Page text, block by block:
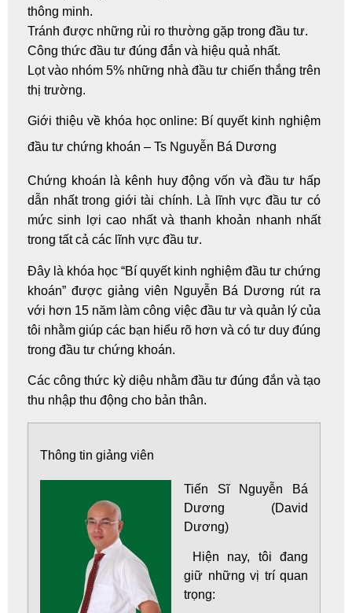
thông minh.
Tránh được những rủi ro thường gặp trong đầu tư.
Công thức đầu tư đúng đắn và hiệu quả nhất.
Lọt vào nhóm 5% những nhà đầu tư chiến thắng trên
thị trường.
Giới thiệu về khóa học online: Bí quyết kinh nghiệm
đầu tư chứng khoán – Ts Nguyễn Bá Dương
Chứng khoán là kênh huy động vốn và đầu tư hấp
dẫn nhất trong giới tài chính. Là lĩnh vực đầu tư có
mức sinh lợi cao nhất và thanh khoản nhanh nhất
trong tất cả các lĩnh vực đầu tư.
Đây là khóa học “Bí quyết kinh nghiệm đầu tư chứng
khoán” được giảng viên Nguyễn Bá Dương rút ra
với hơn 15 năm làm công việc đầu tư và quản lý của
tôi nhằm giúp các bạn hiểu rõ hơn và có tư duy đúng
trong đầu tư chứng khoán.
Các công thức kỳ diệu nhằm đầu tư đúng đắn và tạo
thu nhập thu động cho bản thân.
Thông tin giảng viên
Tiến Sĩ
Nguyễn Bá
Dương (David
Dương)
Hiện nay, tôi đang
giữ những vị trí quan
trọng: